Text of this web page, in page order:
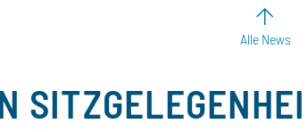
Alle News